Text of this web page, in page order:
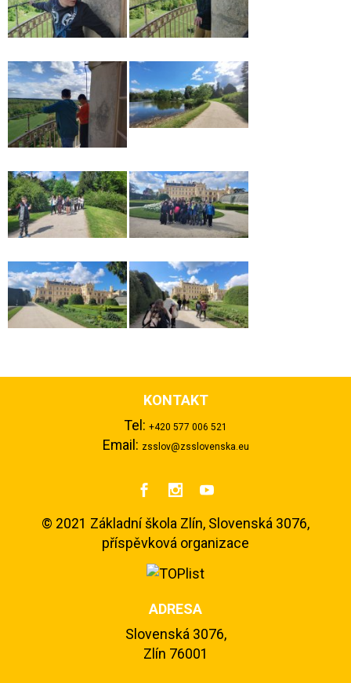
KONTAKT
Tel: +420 577 006 521
Email: zsslov@zsslovenska.eu
  
© 2021 Základní škola Zlín, Slovenská 3076,
příspěvková organizace
ADRESA
Slovenská 3076,
Zlín 76001